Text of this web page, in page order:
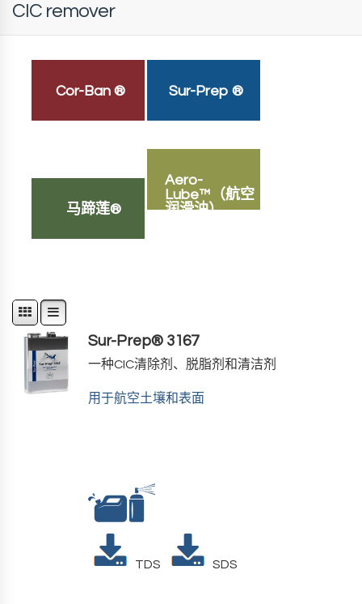
CIC remover
Cor-Ban ® Sur-Prep ®
马蹄莲®
Aero-
Lube™（航空
润滑油）。
Sur-Prep® 3167
一种CIC清除剂、脱脂剂和清洁剂
用于航空土壤和表面
TDS SDS